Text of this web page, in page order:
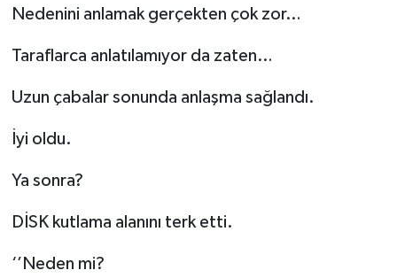
Nedenini anlamak gerçekten çok zor…
Taraflarca anlatılamıyor da zaten…
Uzun çabalar sonunda anlaşma sağlandı.
İyi oldu.
Ya sonra?
DİSK kutlama alanını terk etti.
‘’Neden mi?